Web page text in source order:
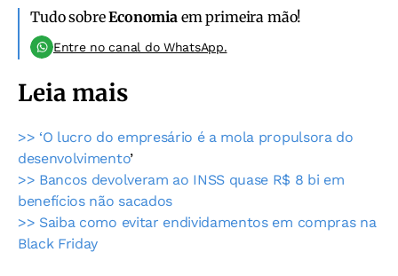
Tudo sobreEconomia em primeira mão!
Entre no canal do WhatsApp.
Leia mais
>> ‘O lucro do empresário é a mola propulsora do
desenvolvimento’
>> Bancos devolveram ao INSS quase R$ 8 bi em
benefícios não sacados
>> Saiba como evitar endividamentos em compras na
Black Friday